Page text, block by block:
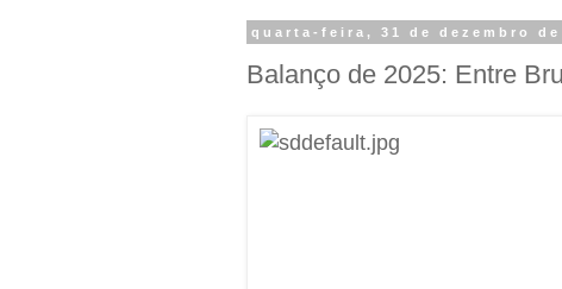
quarta-feira, 31 de dezembro de
Balanço de 2025: Entre